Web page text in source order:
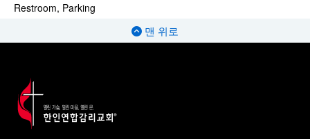
Restroom, Parking
맨 위로